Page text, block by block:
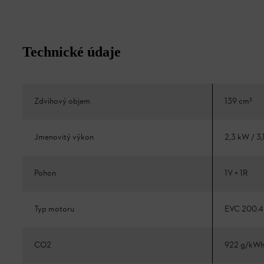
Technické údaje
Zdvihový objem 139 cm³
Jmenovitý výkon 2,3 kW /
Pohon 1V + 1R
Typ motoru EVC
CO2 922 g/kWh